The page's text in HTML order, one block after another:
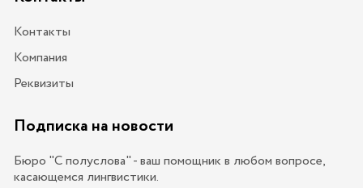
Контакты
Компания
Реквизиты
Подписка на новости
Бюро "С полуслова" - ваш помощник в любом вопросе,
касающемся лингвистики.